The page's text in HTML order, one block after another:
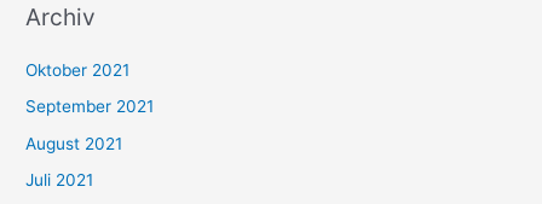
c
n
n
a
Archiv
Oktober 2021
September 2021
August 2021
Juli 2021